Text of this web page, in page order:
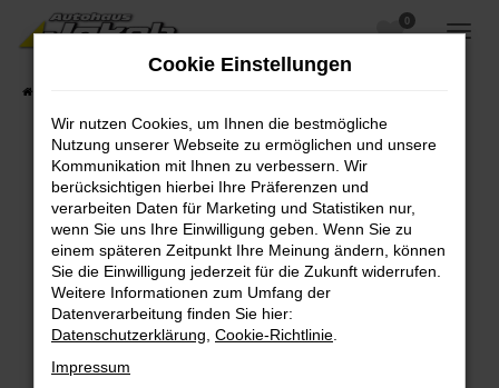
Zum
Hauptinhalt
0
Fehler: Network Error
Beim Laden ist ein Fehler aufgetreten.
Hier sind ein paar Tipps, die dir helfen können:
Überprüfe deine Firewall und deine
Internetverbindung.
Laden andere Webseiten, zum Beispiel deine
Suchmaschine?
Cookie Einstellungen
Wir nutzen Cookies, um Ihnen die bestmögliche
Nutzung unserer Webseite zu ermöglichen und unsere
Kommunikation mit Ihnen zu verbessern. Wir
berücksichtigen hierbei Ihre Präferenzen und
verarbeiten Daten für Marketing und Statistiken nur,
wenn Sie uns Ihre Einwilligung geben. Wenn Sie zu
einem späteren Zeitpunkt Ihre Meinung ändern, können
Sie die Einwilligung jederzeit für die Zukunft widerrufen.
Weitere Informationen zum Umfang der
Datenverarbeitung finden Sie hier:
Datenschutzerklärung Cookie-Richtlinie
Impressum